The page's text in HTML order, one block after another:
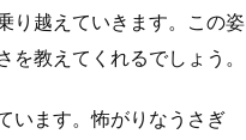
り越えていきます。この姿
教えてくれるでしょう。
います。怖がりなうさぎ